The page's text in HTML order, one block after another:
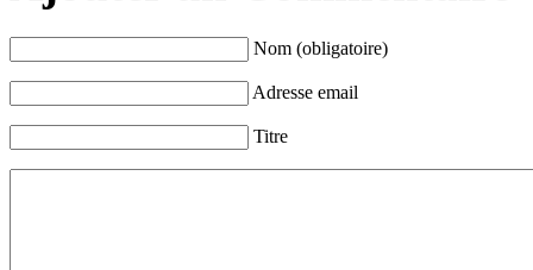
Nom (obligatoire)
Adresse email
Titre